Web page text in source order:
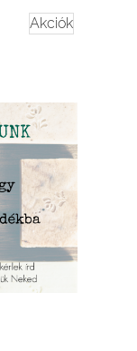
Akciók